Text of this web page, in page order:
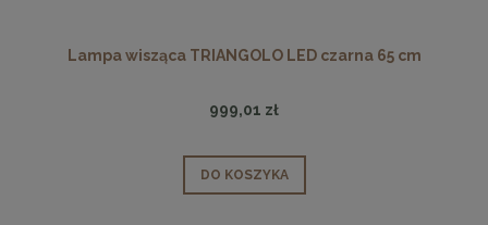
Lampa wisząca TRIANGOLO LED czarna 65 cm
999,01 zł
DO KOSZYKA